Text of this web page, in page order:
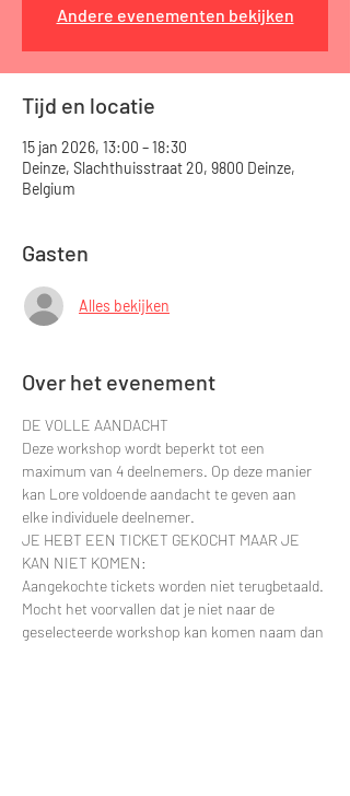
Andere evenementen bekijken
Tijd en locatie
15 jan 2026, 13:00 – 18:30
Deinze, Slachthuisstraat 20, 9800 Deinze,
Belgium
Gasten
Alles bekijken
Over het evenement
DE VOLLE AANDACHT
Deze workshop wordt beperkt tot een
maximum van 4 deelnemers. Op deze manier
kan Lore voldoende aandacht te geven aan
elke individuele deelnemer.
JE HEBT EEN TICKET GEKOCHT MAAR JE
KAN NIET KOMEN:
Aangekochte tickets worden niet terugbetaald.
Mocht het voorvallen dat je niet naar de
geselecteerde workshop kan komen naam dan